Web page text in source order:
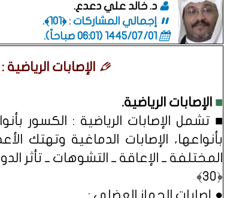
د. خالد علي دعدع.
إجمالي المشاركات : ﴿101﴾.
1445/07/01 (06:01 صباحاً)
.
الإصابات
■ الإصابات الرياضية.
■ تشمل الإصابات الرياضية : الكسور
بأنواعها، الإصابات الدماغية وتهتك
المختلفة ــ الإعاقة ــ التشوهات ــ تأثر
﴿30﴾
● إصابات الجهاز العضلي :